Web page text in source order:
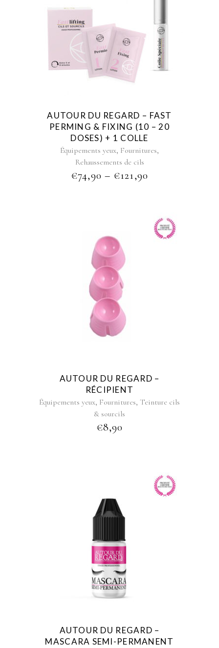
product
has
multiple
variants.
The
chosen
on
the
product
page
AUTOUR DU REGARD – FAST
PERMING & FIXING (10 – 20
DOSES) + 1 COLLE
Équipements yeux, Fournitures,
Rehaussements de cils
€74,90 – €121,90PRICE
€121,90
AUTOUR DU REGARD –
RÉCIPIENT
Équipements yeux, Fournitures, Teinture cils
& sourcils
€8,90
AUTOUR DU REGARD –
MASCARA SEMI-PERMANENT